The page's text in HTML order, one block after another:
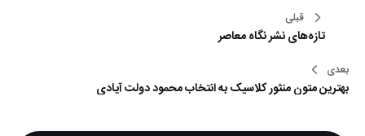
راهبری
نوشته
قبلی
تازه‌های نشر نگاه معاصر
بعدی
بهترین متون منثور کلاسیک به انتخاب محمود دولت آیادی